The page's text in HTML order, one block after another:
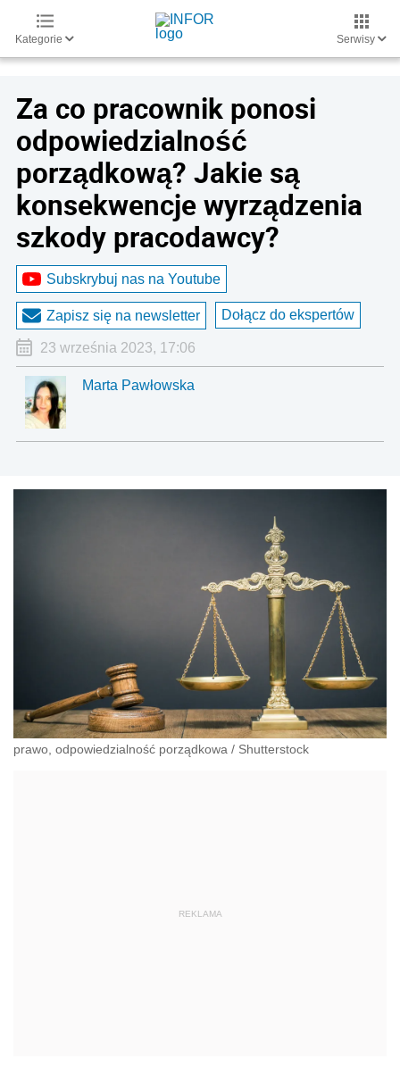
Kategorie Serwisy
Za co pracownik ponosi
odpowiedzialność
porządkową? Jakie są
konsekwencje wyrządzenia
szkody pracodawcy?
Subskrybuj nas na Youtube
Zapisz się na newsletter Dołącz do ekspertów
23 września 2023, 17:06
Marta Pawłowska
prawo, odpowiedzialność porządkowa / Shutterstock